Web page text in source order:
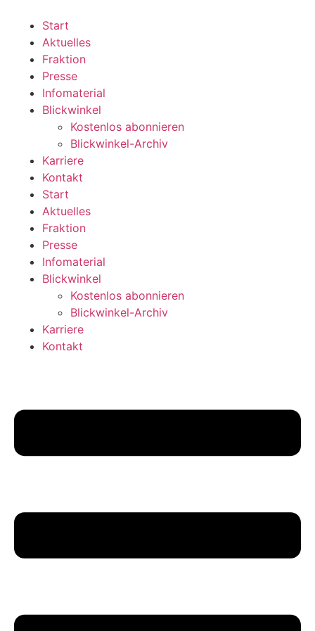
wechseln
Start
Aktuelles
Fraktion
Presse
Infomaterial
Blickwinkel
Kostenlos abonnieren
Blickwinkel-Archiv
Karriere
Kontakt
Start
Aktuelles
Fraktion
Presse
Infomaterial
Blickwinkel
Kostenlos abonnieren
Blickwinkel-Archiv
Karriere
Kontakt